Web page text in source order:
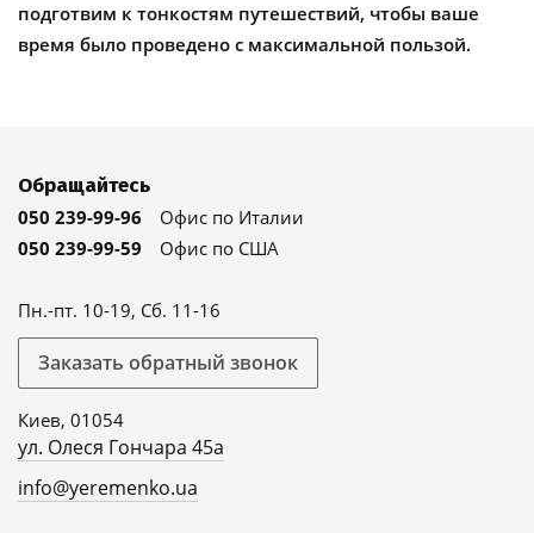
подготвим к тонкостям путешествий, чтобы ваше
время было проведено с максимальной пользой.
Обращайтесь
050 239-99-96
Офис по Италии
050 239-99-59
Офис по США
Пн.-пт. 10-19, Сб. 11-16
Заказать обратный звонок
Киев, 01054
ул. Олеся Гончара 45а
info@yeremenko.ua